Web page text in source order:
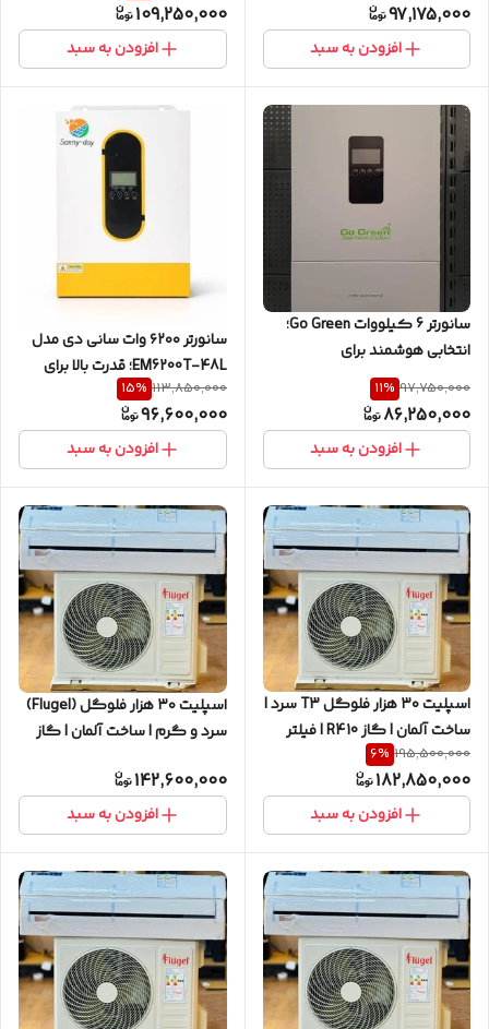
97,175,000
افزودن به سبد
109,250,000
افزودن به سبد
سانورتر 6 کیلووات Go Green؛
انتخابی هوشمند برای
سیستم‌های برق خورشیدی
97,750,000
11%
86,250,000
افزودن به سبد
سانورتر ۶۲۰۰ وات سانی دی مدل
EM6200T-48L؛ قدرت بالا برای
برق خورشیدی مطمئن
113,850,000
15%
96,600,000
افزودن به سبد
اسپلیت ۳۰ هزار فلوگل T3 سرد |
ساخت آلمان | گاز R410 | فیلتر
ضدباکتری
195,500,000
6%
182,850,000
افزودن به سبد
اسپلیت ۳۰ هزار فلوگل (Flugel)
سرد و گرم | ساخت آلمان | گاز
142,600,000
افزودن به سبد